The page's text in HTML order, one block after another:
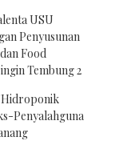
USU
Penyusunan
Food
Tembung 2
Penyalahguna